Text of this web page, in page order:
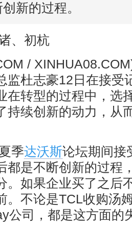
新的过程。
、初杭
/
监杜志豪12日在接受
在转型的过程中，选
持续创新的动力，从
季达沃斯论坛期间接
都是不断创新的过程
。如果企业买了之后
。不论是TCL收购汤
公司，都是这方面的